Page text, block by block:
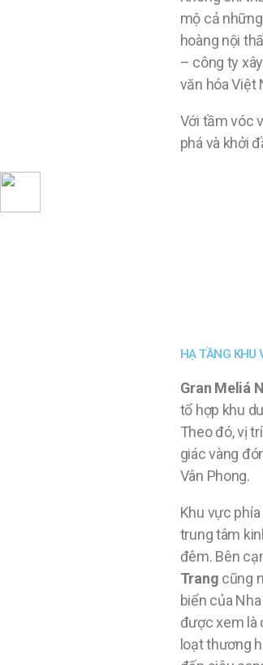
mộ cả
hoàng nội
– công ty
văn hóa Việt
Với tầm vóc
phá và khởi
HẠ TẦNG KHU
Gran Meliá
tổ hợp khu
Theo đó, vị
giác vàng
Vân Phong.
Khu vực
trung tâm
đêm. Bên
Trang cũng
biển của
được xem là
loạt thương